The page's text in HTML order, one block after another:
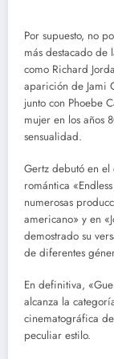
Por supuesto, no
más destacado de
como Richard
aparición de Jami
junto con Phoebe
mujer en los años
sensualidad.
Gertz debutó en el
romántica
numerosas
americano» y en
demostrado su
de diferentes
En definitiva,
alcanza la
cinematográfica
peculiar estilo.